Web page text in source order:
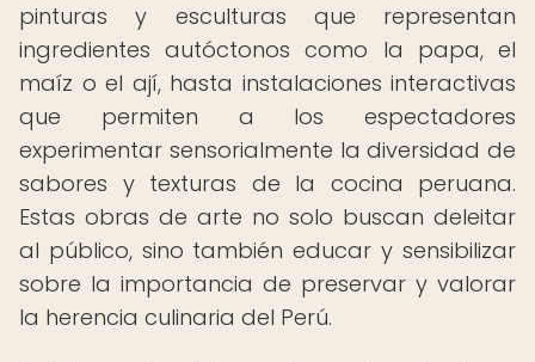
pinturas y esculturas que representan
ingredientes autóctonos como la papa, el
maíz o el ají, hasta instalaciones interactivas
que permiten a los espectadores
experimentar sensorialmente la diversidad de
sabores y texturas de la cocina peruana.
Estas obras de arte no solo buscan deleitar
al público, sino también educar y sensibilizar
sobre la importancia de preservar y valorar
la herencia culinaria del Perú.